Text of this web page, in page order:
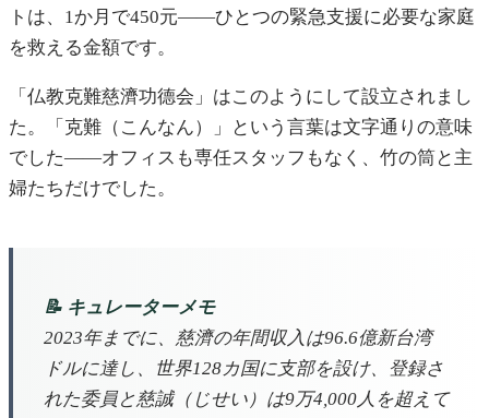
トは、1か月で450元——ひとつの緊急支援に必要な家庭
を救える金額です。
「仏教克難慈濟功德会」はこのようにして設立されまし
た。「克難（こんなん）」という言葉は文字通りの意味
でした——オフィスも専任スタッフもなく、竹の筒と主
婦たちだけでした。
📝 キュレーターメモ
2023年までに、慈濟の年間収入は96.6億新台湾
ドルに達し、世界128カ国に支部を設け、登録さ
れた委員と慈誠（じせい）は9万4,000人を超えて